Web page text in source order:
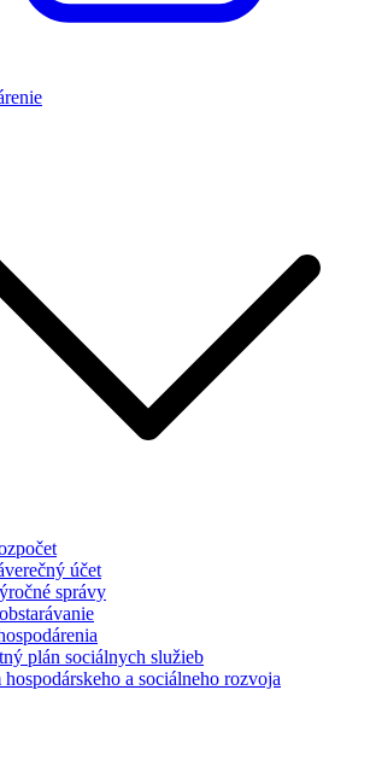
účet
správy
plán sociálnych služieb
hospodárskeho a sociálneho rozvoja